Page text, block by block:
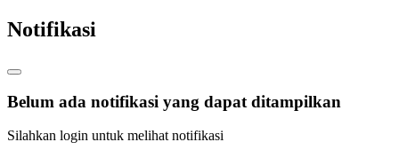
Notifikasi
Belum ada notifikasi yang dapat ditampilkan
Silahkan login untuk melihat notifikasi